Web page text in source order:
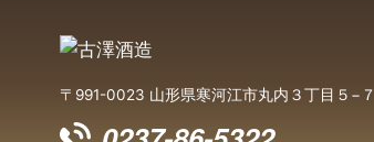
〒991-0023 山形県寒河江市丸内３丁目５−７